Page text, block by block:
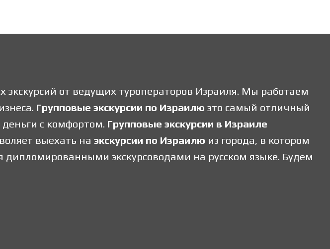
от ведущих туроператоров Израиля. Мы работаем
Групповые экскурсии по Израилю это самый отличный
с комфортом. Групповые экскурсии в Израиле
выехать на экскурсии по Израилю из города, в котором
дипломированными экскурсоводами на русском языке. Будем